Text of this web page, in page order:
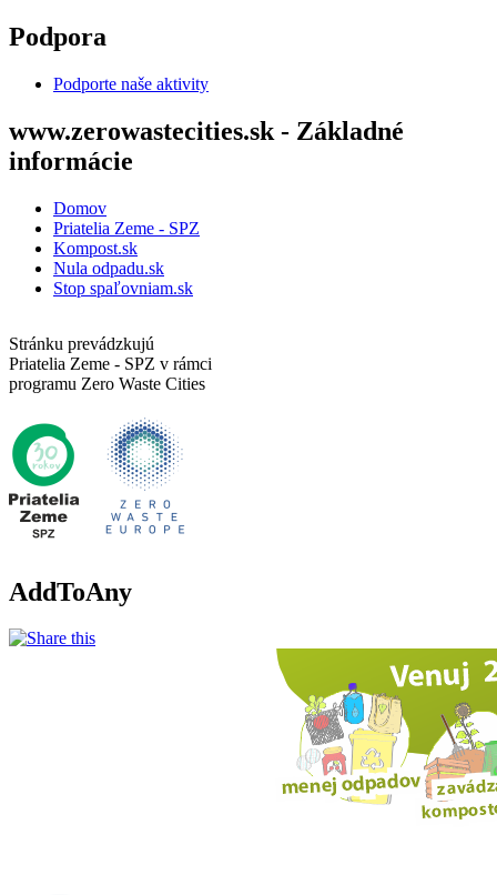
Skočiť na hlavný obsah
Podpora
Podporte naše aktivity
www.zerowastecities.sk - Základné
informácie
Domov
Priatelia Zeme - SPZ
Kompost.sk
Nula odpadu.sk
Stop spaľovniam.sk
Stránku prevádzkujú
Priatelia Zeme - SPZ v rámci
programu Zero Waste Cities
AddToAny